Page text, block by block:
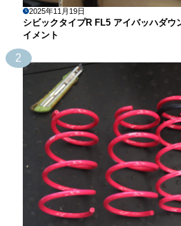
2025年11月19日
シビックタイプR FL5 アイバッハダウ
イメント
2